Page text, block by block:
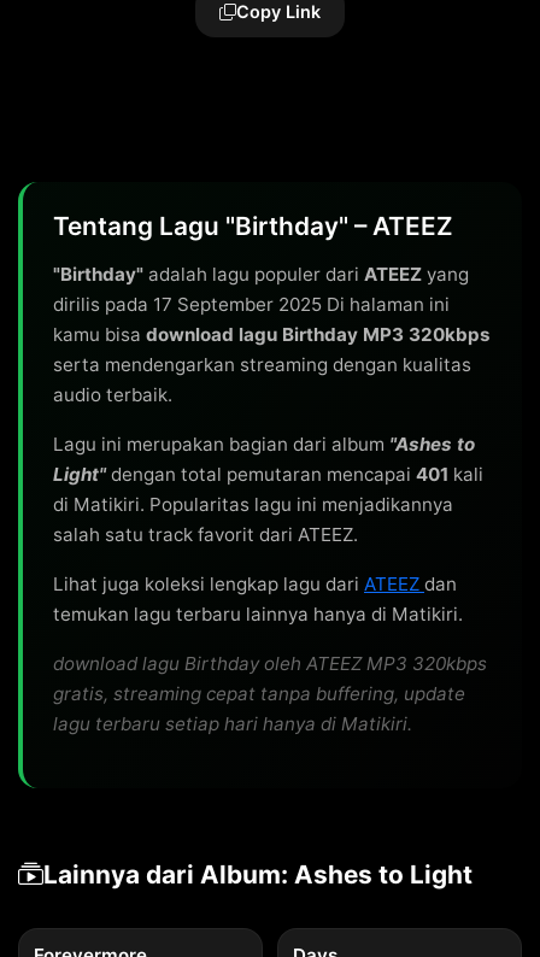
Copy Link
Tentang Lagu "Birthday" – ATEEZ
"Birthday" adalah lagu populer dari ATEEZ yang
dirilis pada 17 September 2025 Di halaman ini
kamu bisa download lagu Birthday MP3 320kbps
serta mendengarkan streaming dengan kualitas
audio terbaik.
Lagu ini merupakan bagian dari album "Ashes to
Light"dengan total pemutaran mencapai 401 kali
di Matikiri. Popularitas lagu ini menjadikannya
salah satu track favorit dari ATEEZ.
Lihat juga koleksi lengkap lagu dari ATEEZ dan
temukan lagu terbaru lainnya hanya di Matikiri.
download lagu Birthday oleh ATEEZ MP3 320kbps
gratis, streaming cepat tanpa buffering, update
lagu terbaru setiap hari hanya di Matikiri.
Lainnya dari Album: Ashes to Light